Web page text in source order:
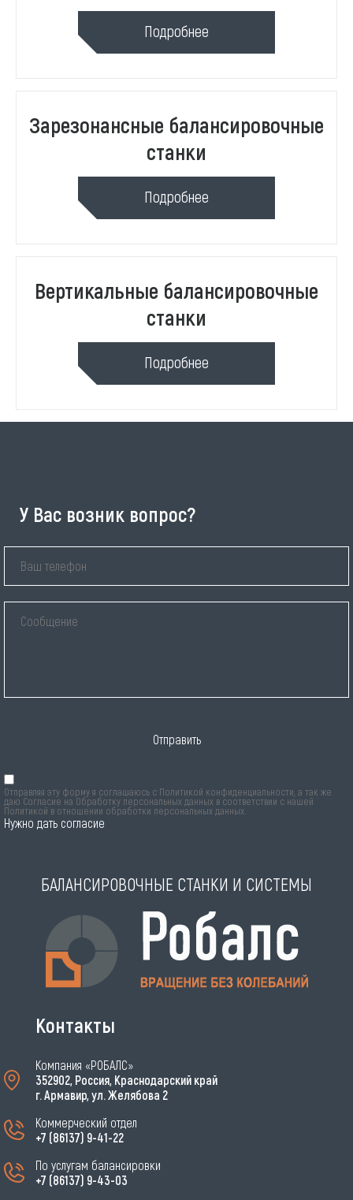
Подробнее
Зарезонансные балансировочные
станки
Подробнее
Вертикальные балансировочные
станки
Подробнее
У Вас возник вопрос?
Отправить
Отправляя эту форму я соглашаюсь с Политикой конфиденциальности , а так же
даю Согласие на Обработку персональных данных в соответствии с нашей
Политикой в отношении обработки персональных данных
Нужно дать согласие
БАЛАНСИРОВОЧНЫЕ СТАНКИ И СИСТЕМЫ
Контакты
Компания «РОБАЛС»
352902, Россия, Краснодарский край
г. Армавир, ул. Желябова 2
Коммерческий отдел
+7 (86137) 9-41-22
По услугам балансировки
+7 (86137) 9-43-03